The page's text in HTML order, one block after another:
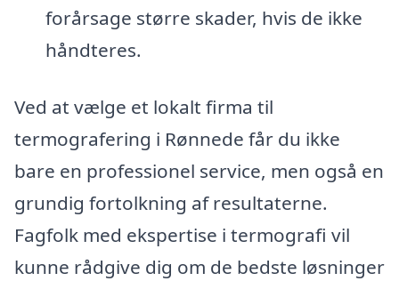
forårsage større skader, hvis de ikke
håndteres.
Ved at vælge et lokalt firma til
termografering i Rønnede får du ikke
bare en professionel service, men også en
grundig fortolkning af resultaterne.
Fagfolk med ekspertise i termografi vil
kunne rådgive dig om de bedste løsninger